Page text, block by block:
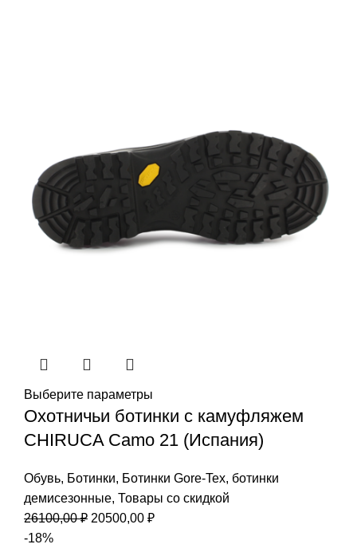
Выберите параметры
Охотничьи ботинки с камуфляжем
CHIRUCA Camo 21 (Испания)
Обувь, Ботинки, Ботинки Gore-Tex, ботинки
демисезонные, Товары со скидкой
26100,00₽ Первоначальная
20500,00 ₽Текущая
-18%